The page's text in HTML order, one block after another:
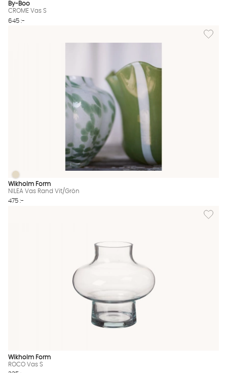
By-Boo
CROME Vas S
645 :-
Lägg
NILEA Vas Rand Vit/Grön Finns även i dessa färger:
NILEA Vas Rand Vit/Grön
Wikholm Form
NILEA Vas Rand Vit/Grön
475 :-
Lägg
Wikholm Form
ROCO Vas S